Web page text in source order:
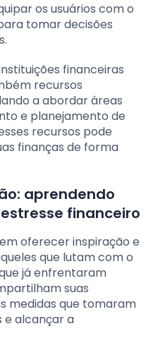
os usuários com o
tomar decisões
financeiras
recursos
a abordar áreas
e planejamento de
recursos pode
finanças de forma
aprendendo
financeiro
oferecer inspiração e
que lutam com o
já enfrentaram
suas
medidas que tomaram
e alcançar a